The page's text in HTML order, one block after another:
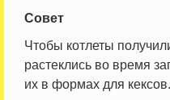
Витамин Е
Насыщенные жиры
Информация для одной
Совет
Чтобы котлеты
растеклись во время
их в формах для кексов.